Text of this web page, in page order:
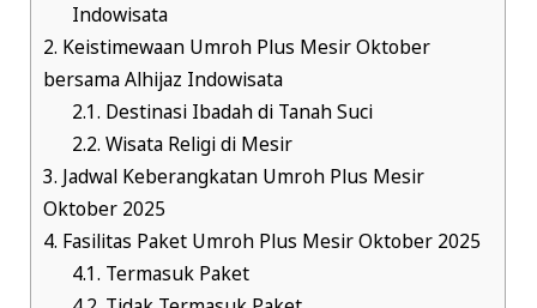
Indowisata
2. Keistimewaan Umroh Plus Mesir Oktober
bersama Alhijaz Indowisata
2.1. Destinasi Ibadah di Tanah Suci
2.2. Wisata Religi di Mesir
3. Jadwal Keberangkatan Umroh Plus Mesir
Oktober 2025
4. Fasilitas Paket Umroh Plus Mesir Oktober 2025
4.1. Termasuk Paket